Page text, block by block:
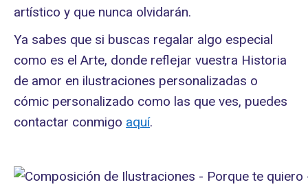
artístico y que nunca olvidarán.
Ya sabes que si buscas regalar algo especial
como es el Arte, donde reflejar vuestra Historia
de amor en ilustraciones personalizadas o
cómic personalizado como las que ves, puedes
contactar conmigo aquí.